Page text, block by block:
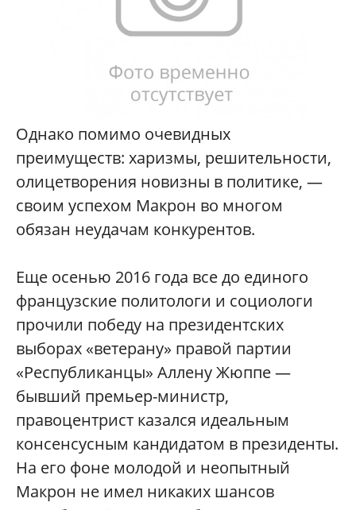
Однако помимо очевидных
преимуществ: харизмы, решительности,
олицетворения новизны в политике, —
своим успехом Макрон во многом
обязан неудачам конкурентов.
Еще осенью 2016 года все до единого
французские политологи и социологи
прочили победу на президентских
выборах «ветерану» правой партии
«Республиканцы» Аллену Жюппе —
бывший премьер-министр,
правоцентрист казался идеальным
консенсусным кандидатом в президенты.
На его фоне молодой и неопытный
Макрон не имел никаких шансов